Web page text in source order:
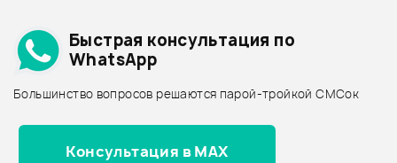
Архив товаров - дешевле
Архив товаров - дороже
Все товары PIONEER
Архив товаров - новинки
Быстрая консультация по
WhatsApp
Большинство вопросов решаются парой-тройкой СМСок
Консультация в MAX